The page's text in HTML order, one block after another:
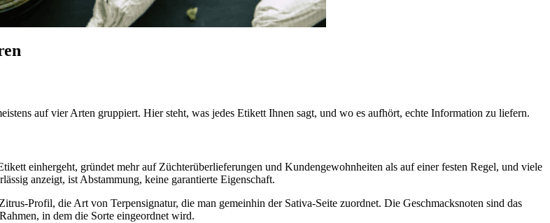
auf vier Arten gruppiert. Hier steht, was jedes Etikett Ihnen sagt, und wo es aufhört, echte Information zu liefern.
einhergeht, gründet mehr auf Züchterüberlieferungen und Kundengewohnheiten als auf einer festen Regel, und viele
anzeigt, ist Abstammung, keine garantierte Eigenschaft.
Profil, die Art von Terpensignatur, die man gemeinhin der Sativa-Seite zuordnet. Die Geschmacksnoten sind das
in dem die Sorte eingeordnet wird.